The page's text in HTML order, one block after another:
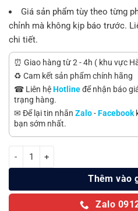
Giá sản phẩm tùy theo từng
chỉnh mà không kịp báo trước.
chi tiết.
⏰ Giao hàng từ 2 - 4h ( khu vực
♻️ Cam kết sản phẩm chính hãng
☎ Liên hệHotlineđể nhận báo
trạng hàng.
✉ Để lại tin nhắn Zalo-Facebook
bạn sớm nhất.
Smart Tivi QNED AI LG 4K 50 inch
Thêm vào
Zalo